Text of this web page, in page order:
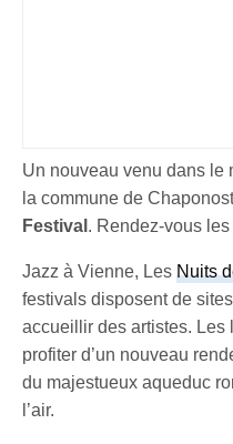
Un nouveau venu dans le
la commune de
Festival . Rendez-vous
Jazz à Vienne, LesNuits
festivals disposent de
accueillir des artistes. Les
profiter d’un nouveau
du majestueux aqueduc
l’air.